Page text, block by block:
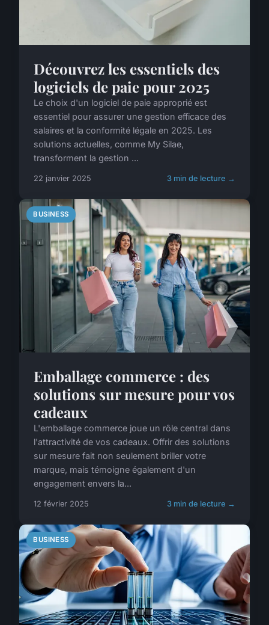
Découvrez les essentiels des
logiciels de paie pour 2025
Le choix d'un logiciel de paie approprié est
essentiel pour assurer une gestion efficace des
salaires et la conformité légale en 2025. Les
solutions actuelles, comme My Silae,
transforment la gestion ...
22 janvier 2025 3 min de lecture →
BUSINESS
Emballage commerce : des
solutions sur mesure pour vos
cadeaux
L'emballage commerce joue un rôle central dans
l'attractivité de vos cadeaux. Offrir des solutions
sur mesure fait non seulement briller votre
marque, mais témoigne également d'un
engagement envers la...
12 février 2025 3 min de lecture →
BUSINESS